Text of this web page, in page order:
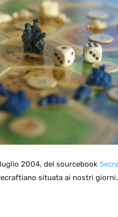
2004, del sourcebook
situata ai nostri giorni.